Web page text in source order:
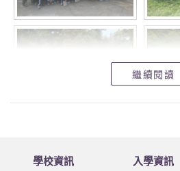
繼續閱讀
學校資訊 入學資訊